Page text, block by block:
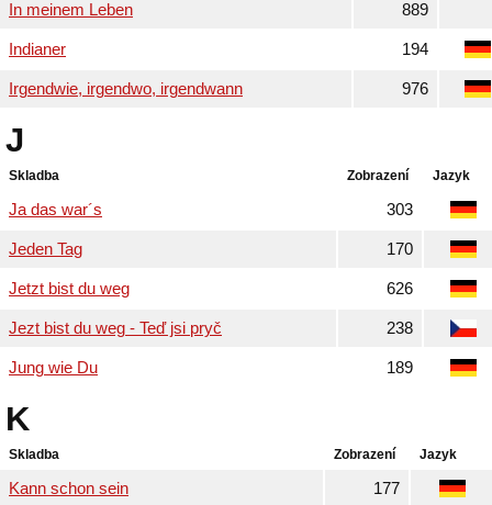
In meinem Leben 889
Indianer 194
Irgendwie, irgendwo, irgendwann 976
J
Skladba Zobrazení Jazyk
Ja das war´s 303
Jeden Tag 170
Jetzt bist du weg 626
Jezt bist du weg - Teď jsi pryč 238
Jung wie Du 189
K
Skladba Zobrazení Jazyk
Kann schon sein 177